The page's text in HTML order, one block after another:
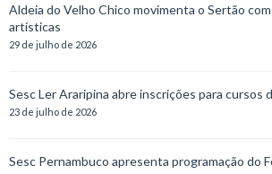
Aldeia do Velho Chico movimenta o Sertão
artísticas
29 de julho de 2026
Sesc Ler Araripina abre inscrições para cursos
23 de julho de 2026
Sesc Pernambuco apresenta programação do